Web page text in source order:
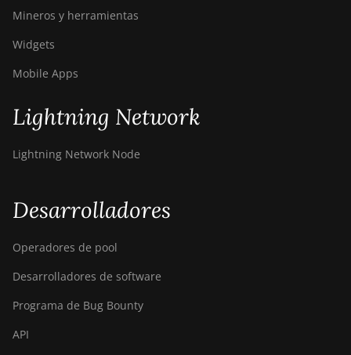
Mineros y herramientas
Widgets
Mobile Apps
Lightning Network
Lightning Network Node
Desarrolladores
Operadores de pool
Desarrolladores de software
Programa de Bug Bounty
API